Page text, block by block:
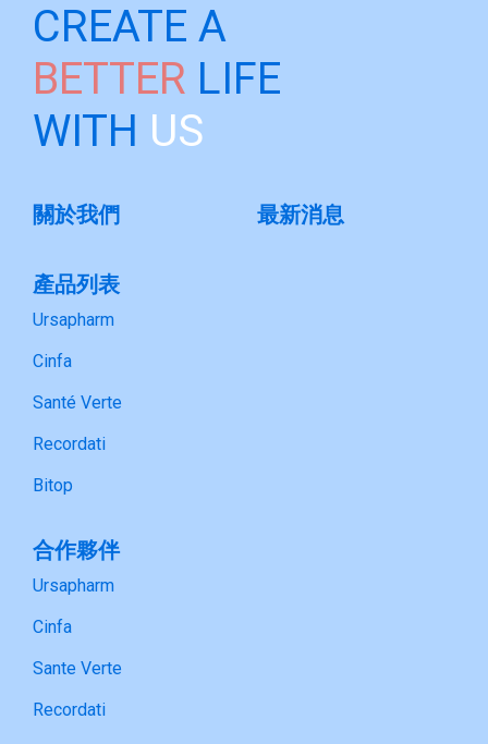
CREATE A
BETTER LIFE
WITH US
關於我們 最新消息
產品列表
Ursapharm
Cinfa
Santé Verte
Recordati
Bitop
合作夥伴
Ursapharm
Cinfa
Sante Verte
Recordati